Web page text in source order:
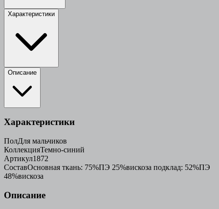
Характеристики
Описание
Характеристики
ПолДля мальчиков
КоллекцияТемно-синий
Артикул1872
СоставОсновная ткань: 75%ПЭ 25%вискоза подклад: 52%ПЭ
48%вискоза
Описание